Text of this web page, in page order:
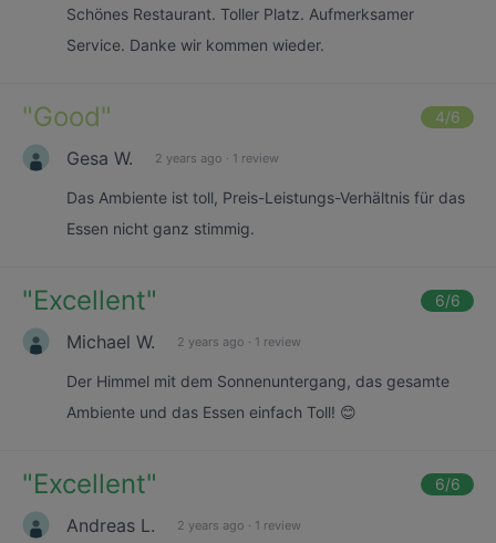
Schönes Restaurant. Toller Platz. Aufmerksamer
Service. Danke wir kommen wieder.
"Good" 4/6
Gesa W. 2 years ago · 1 review
Das Ambiente ist toll, Preis-Leistungs-Verhältnis für das
Essen nicht ganz stimmig.
"Excellent" 6/6
Michael W. 2 years ago · 1 review
Der Himmel mit dem Sonnenuntergang, das gesamte
Ambiente und das Essen einfach Toll! 😊
"Excellent" 6/6
Andreas L. 2 years ago · 1 review